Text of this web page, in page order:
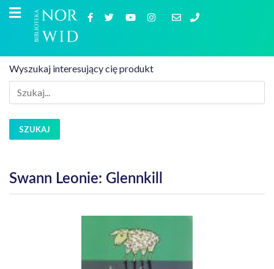
Wyszukaj interesujący cię produkt
SZUKAJ
Swann Leonie: Glennkill